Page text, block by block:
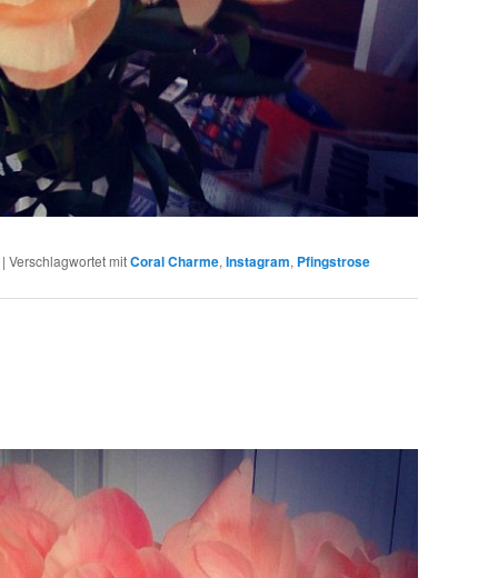
| Verschlagwortet mitCoral Charme, Instagram, Pfingstrose